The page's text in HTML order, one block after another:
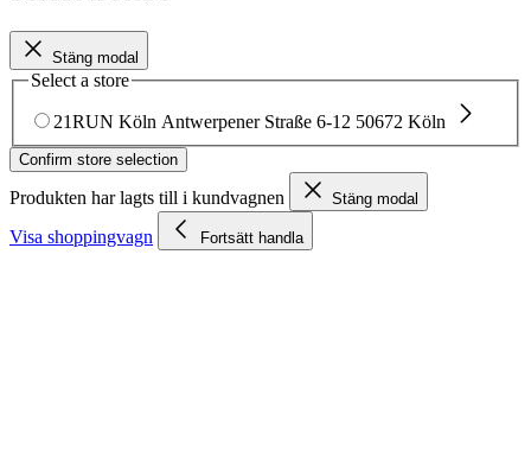
Stäng modal
Select a store
21RUN Köln Antwerpener Straße 6-12 50672 Köln
Confirm store selection
Produkten har lagts till i kundvagnen Stäng modal
Visa shoppingvagn Fortsätt handla